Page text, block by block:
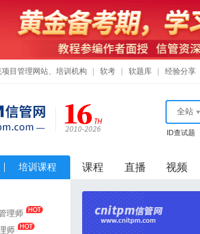
目管理网站、培训机构 软考 软题库 经验分享
全站
ID查试题
培训课程 课程 直播 视频
理师
师
软考高级
信息系统项目管理师